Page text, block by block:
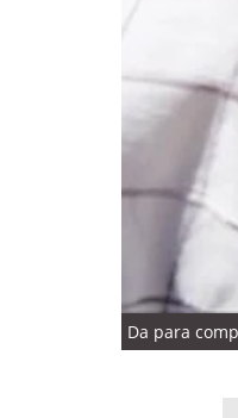
Da para